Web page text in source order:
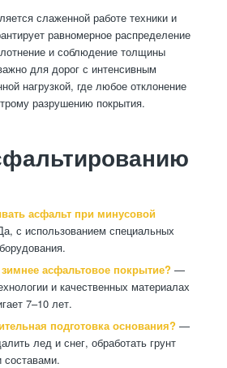
слаженной работе техники и
равномерное распределение
и соблюдение толщины
для дорог с интенсивным
нагрузкой, где любое отклонение
разрушению покрытия.
асфальт при минусовой
с использованием специальных
асфальтовое покрытие? —
и качественных материалах
7–10 лет.
подготовка основания? —
лед и снег, обработать грунт
составами.